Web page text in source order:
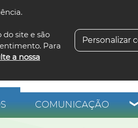
site e são
Para
a nossa
Personalizar
COMUNICAÇÃO